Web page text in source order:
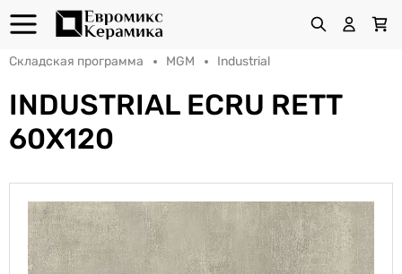
Складская программа MGM Industrial
INDUSTRIAL ECRU RETT
60X120